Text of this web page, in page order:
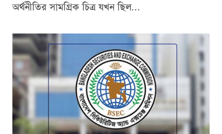
অর্থনীতির সামগ্রিক চিত্র যখন ছিল...